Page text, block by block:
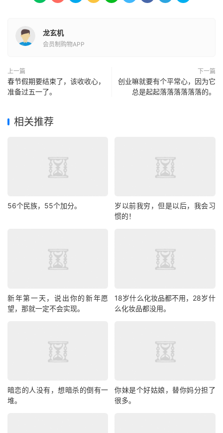
龙玄机
会员制购物APP
上一篇
春节假期要结束了，该收收心，
准备过五一了。
下一篇
创业嘛就要有个平常心，因为它
总是起起落落落落落落的。
相关推荐
56个民族，55个加分。
岁以前我穷，但是以后，我会习
惯的！
新年第一天，说出你的新年愿
望，那就一定不会实现。
18岁什么化妆品都不用，28岁什
么化妆品都没用。
暗恋的人没有，想暗杀的倒有一
堆。
你妹是个好姑娘，替你妈分担了
很多。